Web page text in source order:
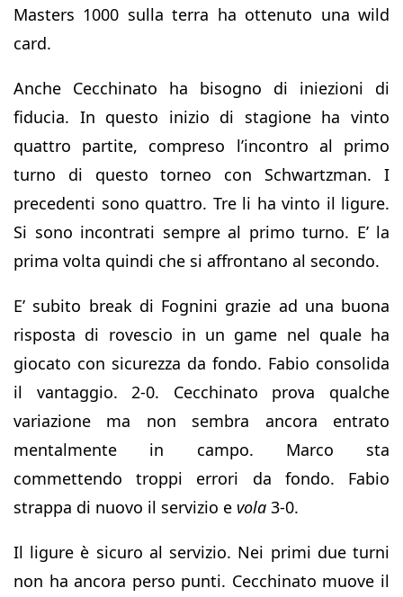
Masters 1000 sulla terra ha ottenuto una wild
card.
Anche Cecchinato ha bisogno di iniezioni di
fiducia. In questo inizio di stagione ha vinto
quattro partite, compreso l’incontro al primo
turno di questo torneo con Schwartzman. I
precedenti sono quattro. Tre li ha vinto il ligure.
Si sono incontrati sempre al primo turno. E’ la
prima volta quindi che si affrontano al secondo.
E’ subito break di Fognini grazie ad una buona
risposta di rovescio in un game nel quale ha
giocato con sicurezza da fondo. Fabio consolida
il vantaggio. 2-0. Cecchinato prova qualche
variazione ma non sembra ancora entrato
mentalmente in campo. Marco sta
commettendo troppi errori da fondo. Fabio
strappa di nuovo il servizio e vola 3-0.
Il ligure è sicuro al servizio. Nei primi due turni
non ha ancora perso punti. Cecchinato muove il